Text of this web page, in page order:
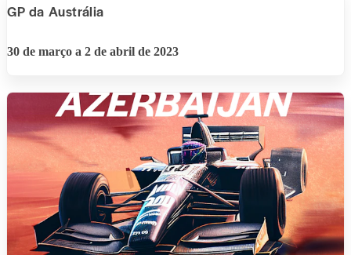
GP da Austrália
30 de março a 2 de abril de 2023